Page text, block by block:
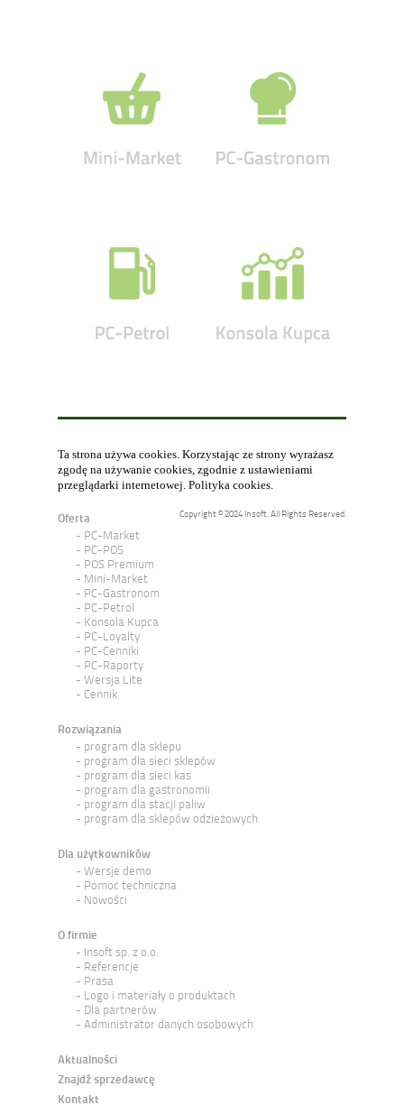
Ta strona używa cookies. Korzystając ze strony wyrażasz
zgodę na używanie cookies, zgodnie z ustawieniami
przeglądarki internetowej. Polityka cookies.
Copyright © 2024 Insoft. All Rights Reserved.
Oferta
PC-Market
PC-POS
POS Premium
Mini-Market
PC-Gastronom
PC-Petrol
Konsola Kupca
PC-Loyalty
PC-Cenniki
PC-Raporty
Wersja Lite
Cennik
Rozwiązania
program dla sklepu
program dla sieci sklepów
program dla sieci kas
program dla gastronomii
program dla stacji paliw
program dla sklepów odzieżowych
Dla użytkowników
Wersje demo
Pomoc techniczna
Nowości
O firmie
Insoft sp. z o.o.
Referencje
Prasa
Logo i materiały o produktach
Dla partnerów
Administrator danych osobowych
Aktualności
Znajdź sprzedawcę
Kontakt